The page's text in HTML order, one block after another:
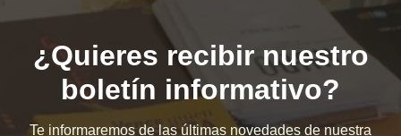
¿Quieres recibir nuestro
boletín informativo?
Te informaremos de las últimas novedades de nuestra